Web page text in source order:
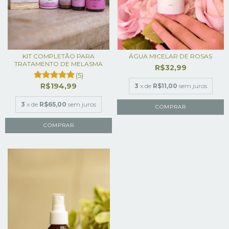
KIT COMPLETÃO PARA
TRATAMENTO DE MELASMA
(5)
R$194,99
3 x de R$65,00 sem juros
ÁGUA MICELAR DE ROSAS
R$32,99
3 x de R$11,00 sem juros